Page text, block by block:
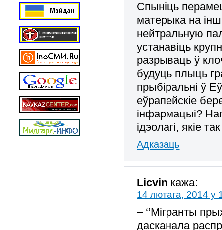
Спыніць
матерыка на
нейтральную
устанавіць
разрываць ў
будуць плыць
прыбіральні ў
еўрапейскіе
інфармацыі?
ідэолагі, якіе
Адказаць
Licvin кажа:
14 лютага, 2014 у
– ‘’Мігранты
дасканала